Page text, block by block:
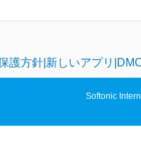
護方針 新しいアプリ
Softonic